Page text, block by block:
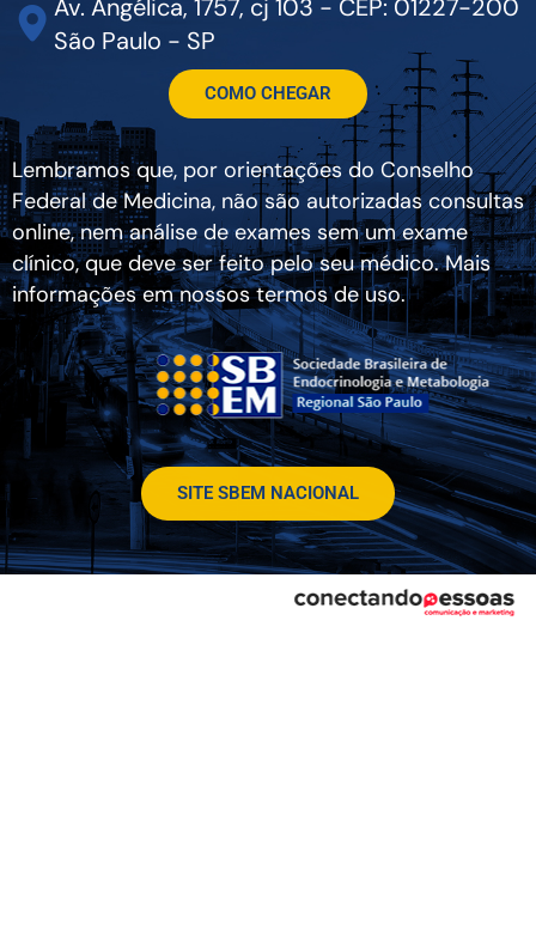
Av. Angélica, 1757, cj 103 - CEP: 01227-200
São Paulo - SP
COMO CHEGAR
Lembramos que, por orientações do Conselho
Federal de Medicina, não são autorizadas consultas
online, nem análise de exames sem um exame
clínico, que deve ser feito pelo seu médico. Mais
informações em nossos termos de uso.
SITE SBEM NACIONAL